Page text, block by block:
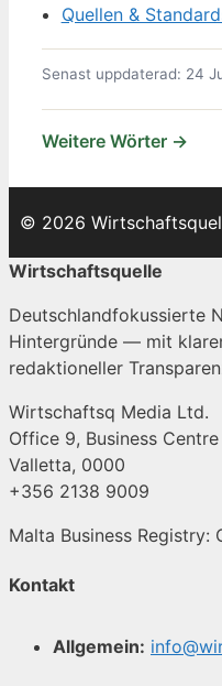
Quellen &
Senast uppdaterad: 24
Weitere Wörter →
© 2026
Wirtschaftsquelle
Deutschlandfokussierte
Hintergründe — mit
redaktioneller
Wirtschaftsq Media Ltd.
Office 9, Business Centre
Valletta, 0000
+356 2138 9009
Malta Business Registry:
Kontakt
Allgemein: